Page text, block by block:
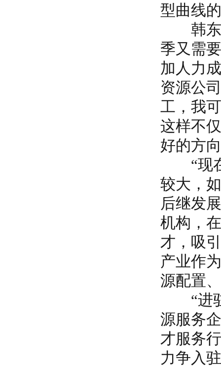
型曲线
韩东
季又需
加人力
资源公
工，我
这样不
好的方
“现在
较大，
后继发
机构，
才，吸
产业作
源配置
“进驻
源服务
才服务
力争入